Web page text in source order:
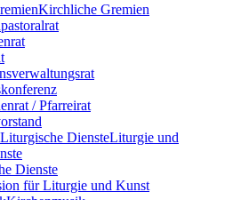
Kirchliche Gremien
/ Pfarreirat
Liturgie und
Dienste
für Liturgie und Kunst